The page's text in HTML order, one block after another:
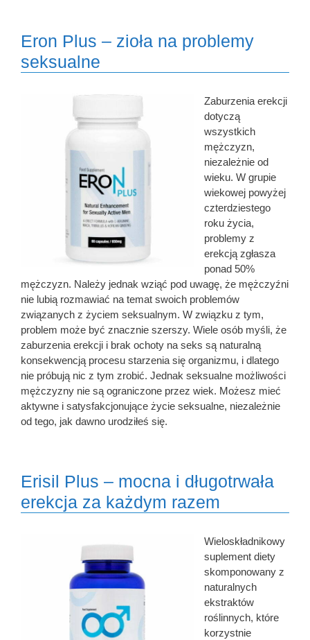
Eron Plus – zioła na problemy
seksualne
Zaburzenia erekcji
dotyczą
wszystkich
mężczyzn,
niezależnie od
wieku. W grupie
wiekowej powyżej
czterdziestego
roku życia,
problemy z
erekcją zgłasza
ponad 50%
mężczyzn. Należy jednak wziąć pod uwagę, że mężczyźni
nie lubią rozmawiać na temat swoich problemów
związanych z życiem seksualnym. W związku z tym,
problem może być znacznie szerszy. Wiele osób myśli, że
zaburzenia erekcji i brak ochoty na seks są naturalną
konsekwencją procesu starzenia się organizmu, i dlatego
nie próbują nic z tym zrobić. Jednak seksualne możliwości
mężczyzny nie są ograniczone przez wiek. Możesz mieć
aktywne i satysfakcjonujące życie seksualne, niezależnie
od tego, jak dawno urodziłeś się.
Erisil Plus – mocna i długotrwała
erekcja za każdym razem
Wieloskładnikowy
suplement diety
skomponowany z
naturalnych
ekstraktów
roślinnych, które
korzystnie